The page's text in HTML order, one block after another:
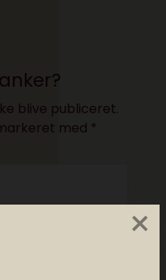
×
blive publiceret.
med *